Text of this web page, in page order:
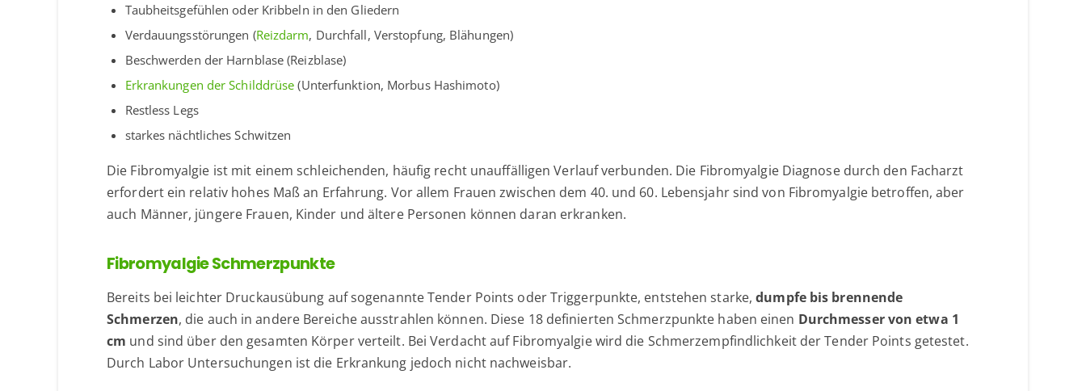
Taubheitsgefühlen oder Kribbeln in den Gliedern
Verdauungsstörungen (Reizdarm, Durchfall, Verstopfung, Blähungen)
Beschwerden der Harnblase (Reizblase)
Erkrankungen der Schilddrüse (Unterfunktion, Morbus Hashimoto)
Restless Legs
starkes nächtliches Schwitzen
Die Fibromyalgie ist mit einem schleichenden, häufig recht unauffälligen Verlauf verbunden. Die Fibromyalgie Diagnose durch den Facharzt
erfordert ein relativ hohes Maß an Erfahrung. Vor allem Frauen zwischen dem 40. und 60. Lebensjahr sind von Fibromyalgie betroffen, aber
auch Männer, jüngere Frauen, Kinder und ältere Personen können daran erkranken.
Fibromyalgie Schmerzpunkte
Bereits bei leichter Druckausübung auf sogenannte Tender Points oder Triggerpunkte, entstehen starke,dumpfe bis brennende
Schmerzen, die auch in andere Bereiche ausstrahlen können. Diese 18 definierten Schmerzpunkte haben einen Durchmesser von etwa 1
cm und sind über den gesamten Körper verteilt. Bei Verdacht auf Fibromyalgie wird die Schmerzempfindlichkeit der Tender Points getestet.
Durch Labor Untersuchungen ist die Erkrankung jedoch nicht nachweisbar.